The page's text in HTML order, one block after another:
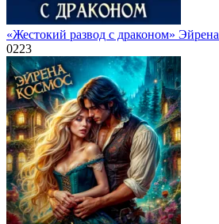
«Жестокий развод с драконом»
0223